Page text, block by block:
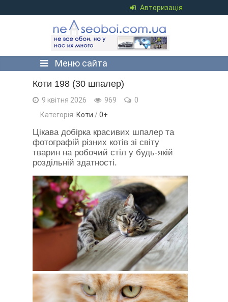
Авторизація
Меню сайта
Коти 198 (30 шпалер)
9 квітня 2026 969
0
Категорія: Коти / 0+
Цікава добірка красивих шпалер та
фотографій різних котів зі світу
тварин на робочий стіл у будь-якій
роздільній здатності.